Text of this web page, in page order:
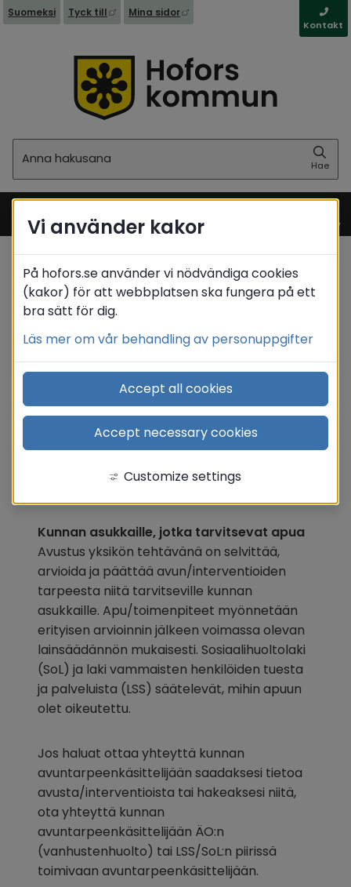
Suomeksi Tyck till Linkki toiselle sivustolle, avautuu uuteen
Mina sidor Linkki toiselle sivustolle,
Kontakt
Hae
Meny
Startsida Suomeksi
Tuki ja hoito
/ Vanhuspalvelut / Avustusyksikkö
Avustusyksikkö
Tutkii, arvioi ja päättää
avunannosta.
Kunnan asukkaille, jotka tarvitsevat apua
Avustus yksikön tehtävänä on selvittää,
arvioida ja päättää avun/interventioiden
tarpeesta niitä tarvitseville kunnan
asukkaille. Apu/toimenpiteet myönnetään
erityisen arvioinnin jälkeen voimassa olevan
lainsäädännön mukaisesti. Sosiaalihuoltolaki
(SoL) ja laki vammaisten henkilöiden tuesta
ja palveluista (LSS) säätelevät, mihin apuun
olet oikeutettu.
Jos haluat ottaa yhteyttä kunnan
avuntarpeenkäsittelijään saadaksesi tietoa
avusta/interventioista tai hakeaksesi niitä,
ota yhteyttä kunnan
avuntarpeenkäsittelijään ÄO:n
(vanhustenhuolto) tai LSS/SoL:n piirissä
toimivaan avuntarpeenkäsittelijään.
Vi använder kakor
På hofors.se använder vi nödvändiga cookies
(kakor) för att webbplatsen ska fungera på ett
bra sätt för dig.
Läs mer om vår behandling av personuppgifter
Accept all cookies
Accept necessary cookies
Customize settings